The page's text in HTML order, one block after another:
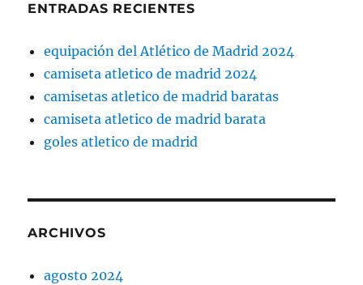
ENTRADAS RECIENTES
equipación del Atlético de Madrid 2024
camiseta atletico de madrid 2024
camisetas atletico de madrid baratas
camiseta atletico de madrid barata
goles atletico de madrid
ARCHIVOS
agosto 2024